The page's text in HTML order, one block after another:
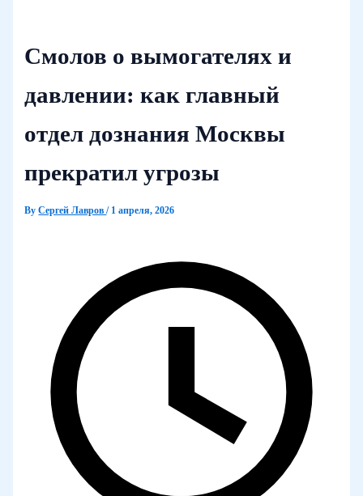
Смолов о вымогателях и
давлении: как главный
отдел дознания Москвы
прекратил угрозы
ByСергей Лавров/ 1 апреля, 2026